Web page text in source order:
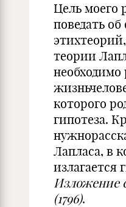
Цель моего
поведать
теории
необходимо
которого
гипотеза.
Лапласа, в
излагается
Изложение
(1796).